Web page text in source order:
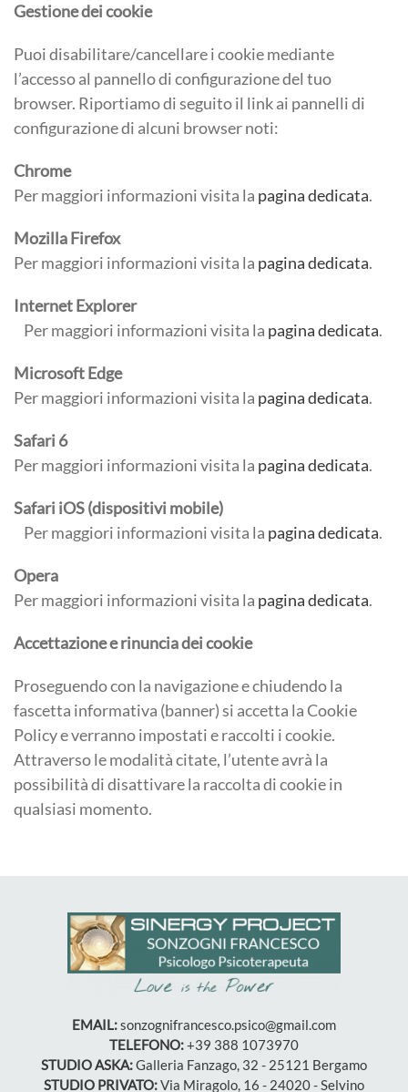
Gestione dei cookie
Puoi disabilitare/cancellare i cookie mediante
l’accesso al pannello di configurazione del tuo
browser. Riportiamo di seguito il link ai pannelli di
configurazione di alcuni browser noti:
Chrome
Per maggiori informazioni visita la pagina dedicata.
Mozilla Firefox
Per maggiori informazioni visita la pagina dedicata.
Internet Explorer
Per maggiori informazioni visita la pagina dedicata.
Microsoft Edge
Per maggiori informazioni visita la pagina dedicata.
Safari 6
Per maggiori informazioni visita la pagina dedicata.
Safari iOS (dispositivi mobile)
Per maggiori informazioni visita la pagina dedicata.
Opera
Per maggiori informazioni visita la pagina dedicata.
Accettazione e rinuncia dei cookie
Proseguendo con la navigazione e chiudendo la
fascetta informativa (banner) si accetta la Cookie
Policy e verranno impostati e raccolti i cookie.
Attraverso le modalità citate, l’utente avrà la
possibilità di disattivare la raccolta di cookie in
qualsiasi momento.
EMAIL:sonzognifrancesco.psico@gmail.com
TELEFONO:+39 388 1073970
STUDIO ASKA:Galleria Fanzago, 32 - 25121 Bergamo
STUDIO PRIVATO:Via Miragolo, 16 - 24020 - Selvino